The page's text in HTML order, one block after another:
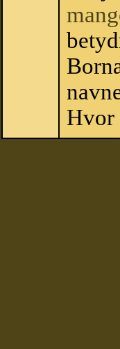
Hvor